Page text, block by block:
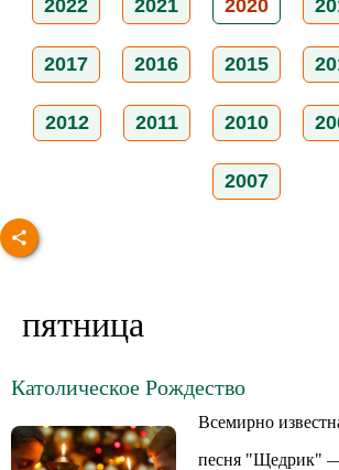
2022 2021 2020
2017 2016 2015
2012 2011 2010
2007
пятница
Католическое Рождество
Всемирно
песня "Щедрик" —